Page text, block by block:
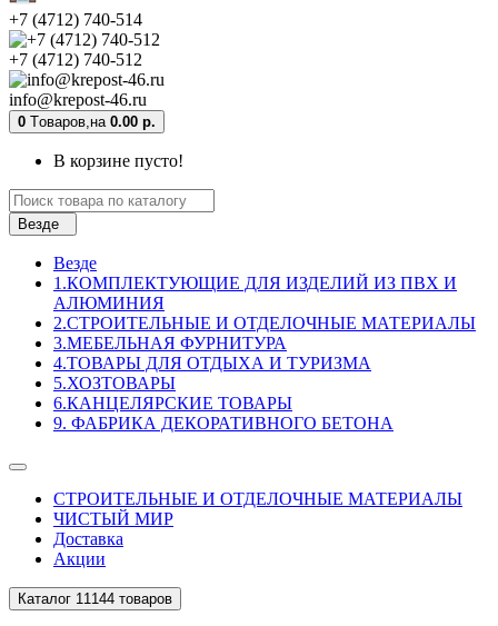
+7 (4712) 740-514
+7 (4712) 740-512
info@krepost-46.ru
0 Tоваров, на 0.00 р.
В корзине пусто!
Везде
Везде
1.КОМПЛЕКТУЮЩИЕ ДЛЯ ИЗДЕЛИЙ ИЗ ПВХ И
АЛЮМИНИЯ
2.СТРОИТЕЛЬНЫЕ И ОТДЕЛОЧНЫЕ МАТЕРИАЛЫ
3.МЕБЕЛЬНАЯ ФУРНИТУРА
4.ТОВАРЫ ДЛЯ ОТДЫХА И ТУРИЗМА
5.ХОЗТОВАРЫ
6.КАНЦЕЛЯРСКИЕ ТОВАРЫ
9. ФАБРИКА ДЕКОРАТИВНОГО БЕТОНА
СТРОИТЕЛЬНЫЕ И ОТДЕЛОЧНЫЕ МАТЕРИАЛЫ
ЧИСТЫЙ МИР
Доставка
Акции
Каталог 11144 товаров